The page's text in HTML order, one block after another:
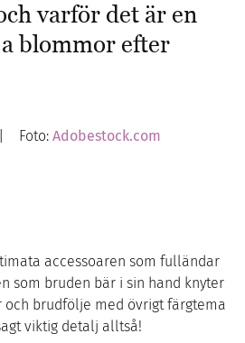
varför det är en
blommor efter
| Foto:Adobestock.com
accessoaren som fulländar
som bruden bär i sin hand knyter
och brudfölje med övrigt färgtema
viktig detalj alltså!